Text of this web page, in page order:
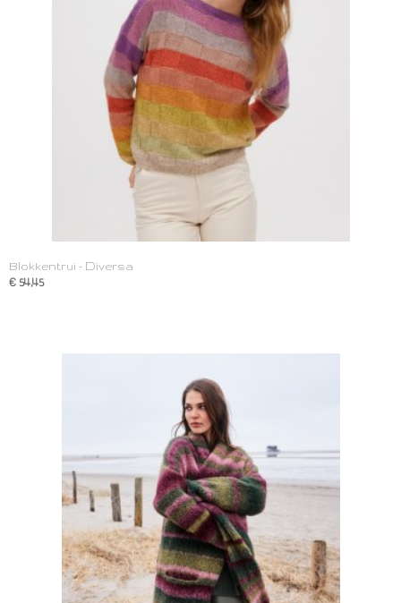
Blokkentrui - Diversa
€ 54,45